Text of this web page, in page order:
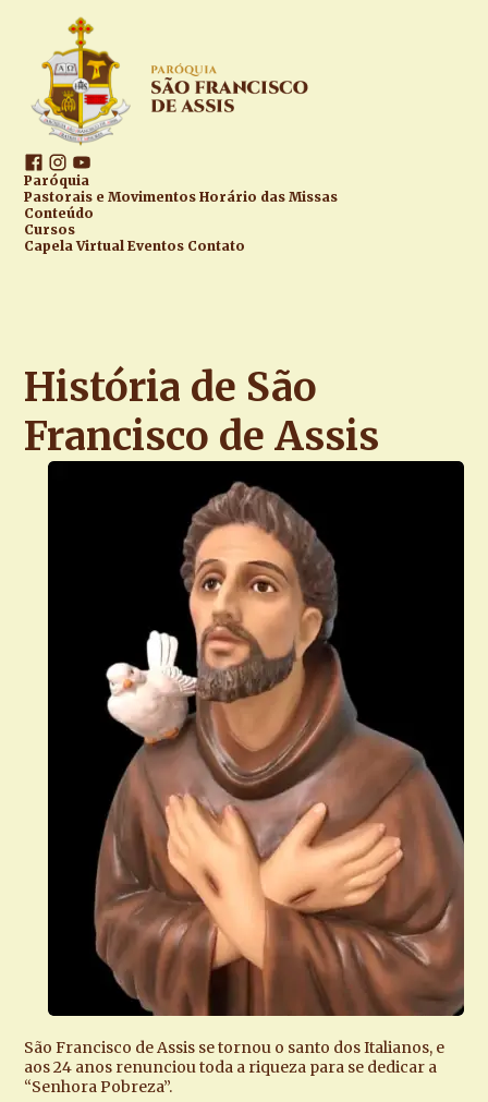
Paróquia
Pastorais e Movimentos Horário das Missas
Conteúdo
Cursos
Capela Virtual Eventos Contato
História de São
Francisco de Assis
São Francisco de Assis se tornou o santo dos Italianos, e
aos 24 anos renunciou toda a riqueza para se dedicar a
“Senhora Pobreza”.